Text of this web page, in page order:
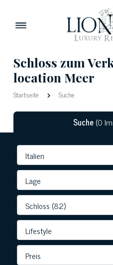
Schloss zum
location Meer
Startseite Suche
Suche(0